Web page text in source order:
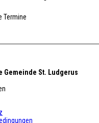
Termine
Gemeinde St. Ludgerus